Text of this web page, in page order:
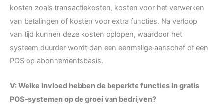
kosten zoals transactiekosten, kosten voor het verwerken
van betalingen of kosten voor extra functies. Na verloop
van tijd kunnen deze kosten oplopen, waardoor het
systeem duurder wordt dan een eenmalige aanschaf of een
POS op abonnementsbasis.
V: Welke invloed hebben de beperkte functies in gratis
POS-systemen op de groei van bedrijven?